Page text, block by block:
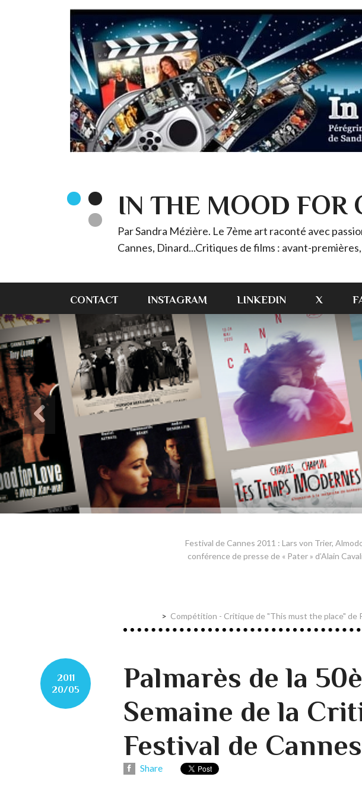
IN THE MOOD FOR
Par Sandra Mézière. Le 7ème art raconté avec
Cannes, Dinard...Critiques de films : avant-
CONTACT INSTAGRAM LINKEDIN X
Festival de Cannes 2011 : Lars von Trier,
conférence de presse de « Pater » d’Alain
Compétition - Critique de "This must the place" de
2011
20/05
Palmarès de la
Semaine de la
Festival de Cannes
Share